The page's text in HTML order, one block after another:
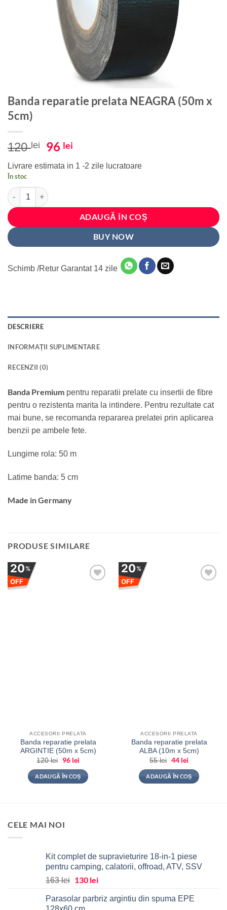
Banda reparatie prelata NEAGRA (50m x
5cm)
120 lei
Prețul
a
120 lei.
96 lei
este:
Livrare estimata in 1 -2 zile lucratoare
În stoc
Cantitate Banda reparatie prelata NEAGRA (50m x 5cm)
ADAUGĂ ÎN COȘ
BUY NOW
Schimb /Retur Garantat 14 zile
DESCRIERE
INFORMAȚII SUPLIMENTARE
RECENZII (0)
Banda Premium pentru reparatii prelate cu insertii de fibre
pentru o rezistenta marita la intindere. Pentru rezultate cat
mai bune, se recomanda repararea prelatei prin aplicarea
benzii pe ambele fete.
Lungime rola: 50 m
Latime banda: 5 cm
Made in Germany
PRODUSE SIMILARE
20%
OFF
ACCESORII PRELATA
Banda reparatie prelata
ARGINTIE (50m x 5cm)
120lei
Prețul
a
fost:
96 leiPrețul
este:
96 lei.
ADAUGĂ ÎN COȘ
20%
OFF
ACCESORII PRELATA
Banda reparatie prelata
ALBA (10m x 5cm)
55lei Prețul
a
fost:
44 leiPrețul
este:
44 lei.
ADAUGĂ ÎN COȘ
CELE MAI NOI
Kit complet de supravieturire 18-in-1 piese
pentru camping, calatorii, offroad, ATV, SSV
163lei Prețul
a
130 leiPrețul
este:
Parasolar parbriz argintiu din spuma EPE